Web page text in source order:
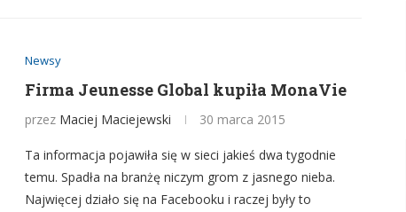
Newsy
Firma Jeunesse Global kupiła MonaVie
przez Maciej Maciejewski 30 marca 2015
Ta informacja pojawiła się w sieci jakieś dwa tygodnie
temu. Spadła na branżę niczym grom z jasnego nieba.
Najwięcej działo się na Facebooku i raczej były to